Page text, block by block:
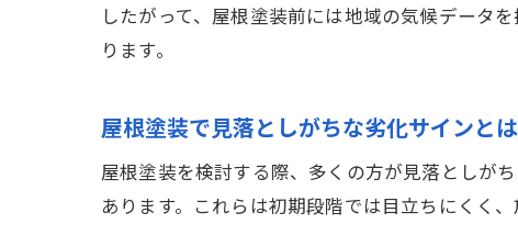
したがって、屋根塗装前には地域の気候データ
ります。
屋根塗装で見落としがちな劣化サインとは
屋根塗装を検討する際、多くの方が見落としが
あります。これらは初期段階では目立ちにくく